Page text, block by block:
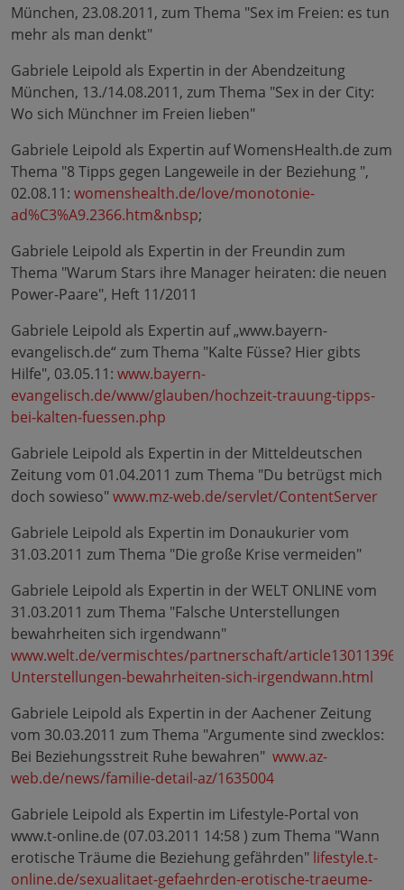
München, 23.08.2011, zum Thema "Sex im Freien: es tun
mehr als man denkt"
Gabriele Leipold als Expertin in der Abendzeitung
München, 13./14.08.2011, zum Thema "Sex in der City:
Wo sich Münchner im Freien lieben"
Gabriele Leipold als Expertin auf WomensHealth.de zum
Thema "8 Tipps gegen Langeweile in der Beziehung ",
02.08.11: womenshealth.de/love/monotonie-
ad%C3%A9.2366.htm&nbsp;
Gabriele Leipold als Expertin in der Freundin zum
Thema "Warum Stars ihre Manager heiraten: die neuen
Power-Paare", Heft 11/2011
Gabriele Leipold als Expertin auf „www.bayern-
evangelisch.de“ zum Thema "Kalte Füsse? Hier gibts
Hilfe", 03.05.11: www.bayern-
evangelisch.de/www/glauben/hochzeit-trauung-tipps-
bei-kalten-fuessen.php
Gabriele Leipold als Expertin in der Mitteldeutschen
Zeitung vom 01.04.2011 zum Thema "Du betrügst mich
doch sowieso"www.mz-web.de/servlet/ContentServer
Gabriele Leipold als Expertin im Donaukurier vom
31.03.2011 zum Thema "Die große Krise vermeiden"
Gabriele Leipold als Expertin in der WELT ONLINE vom
31.03.2011 zum Thema "Falsche Unterstellungen
bewahrheiten sich irgendwann"
www.welt.de/vermischtes/partnerschaft/article13011396/
Unterstellungen-bewahrheiten-sich-irgendwann.html
Gabriele Leipold als Expertin in der Aachener Zeitung
vom 30.03.2011 zum Thema "Argumente sind zwecklos:
Bei Beziehungsstreit Ruhe bewahren" www.az-
web.de/news/familie-detail-az/1635004
Gabriele Leipold als Expertin im Lifestyle-Portal von
www.t-online.de (07.03.2011 14:58 ) zum Thema "Wann
erotische Träume die Beziehung gefährden" lifestyle.t-
online.de/sexualitaet-gefaehrden-erotische-traeume-